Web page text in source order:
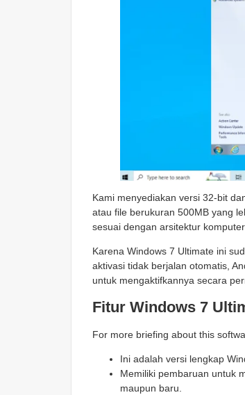
Kami menyediakan versi 32-bit
atau file berukuran 500MB yang
sesuai dengan arsitektur
Karena Windows 7 Ultimate ini
aktivasi tidak berjalan otomatis,
untuk mengaktifkannya secara
Fitur Windows 7
For more briefing about this
Ini adalah versi lengkap
Memiliki pembaruan untuk
maupun baru.